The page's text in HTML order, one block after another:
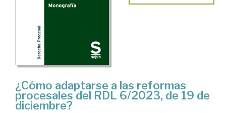
¿Cómo adaptarse a las reformas
procesales del RDL 6/2023, de 19 de
diciembre?